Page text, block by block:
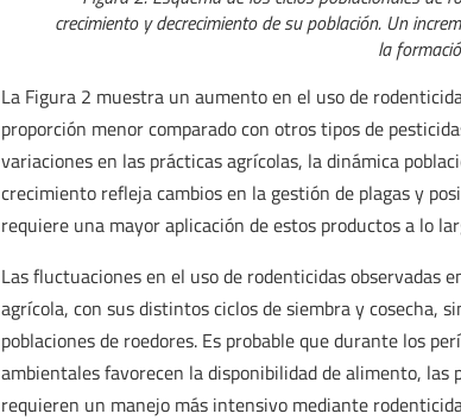
crecimiento y decrecimiento de su población. Un
la
La Figura 2 muestra un aumento en el uso de
proporción menor comparado con otros tipos de
variaciones en las prácticas agrícolas, la dinámica
crecimiento refleja cambios en la gestión de plagas y
requiere una mayor aplicación de estos productos a lo
Las fluctuaciones en el uso de rodenticidas observadas
agrícola, con sus distintos ciclos de siembra y cosecha,
poblaciones de roedores. Es probable que durante los
ambientales favorecen la disponibilidad de alimento, las
requieren un manejo más intensivo mediante